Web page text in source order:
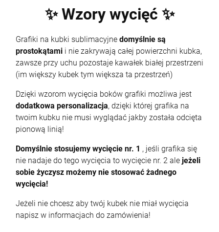
✨ Wzory wycięć ✨
Grafiki na kubki sublimacyjne domyślnie są
prostokątami i nie zakrywają całej powierzchni kubka,
zawsze przy uchu pozostaje kawałek białej przestrzeni
(im większy kubek tym większa ta przestrzeń)
Dzięki wzorom wycięcia boków grafiki możliwa jest
dodatkowa personalizacja, dzięki której grafika na
twoim kubku nie musi wyglądać jakby została odcięta
pionową linią!
Domyślnie stosujemy wycięcie nr. 1 , jeśli grafika się
nie nadaje do tego wycięcia to wycięcie nr. 2 ale jeżeli
sobie życzysz możemy nie stosować żadnego
wycięcia!
Jeżeli nie chcesz aby twój kubek nie miał wycięcia
napisz w informacjach do zamówienia!